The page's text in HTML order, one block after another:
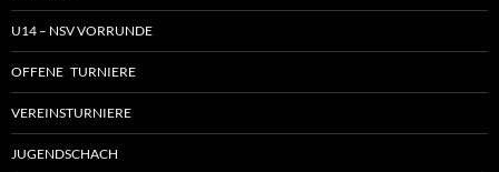
U14 – NSV VORRUNDE
OFFENE TURNIERE
VEREINSTURNIERE
JUGENDSCHACH